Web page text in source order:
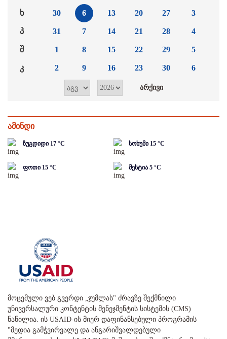
ხ
პ
შ
კ
30
31
1
2
6
7
8
9
13
14
15
16
20
21
22
23
27
28
29
30
3
4
5
6
ამინდი
ზუგდიდი 17 °C სოხუმი 15 °C
ფოთი 15 °C მესტია 5 °C
მოცემული ვებ გვერდი „ჯუმლას" ძრავზე შექმნილი
უნივერსალური კონტენტის მენეჯმენტის სისტემის (CMS)
ნაწილია. ის USAID-ის მიერ დაფინანსებული პროგრამის
"მედია გამჭვირვალე და ანგარიშვალდებული